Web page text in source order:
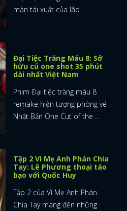
màn tái xuất của lão ...
Đại Tiệc Trăng Máu 8: Sở
hữu cú one shot 35 phút
dài nhất Việt Nam
Phim Đại tiệc trăng máu 8
remake hiện tượng phòng vé
Nhật Bản One Cut of the ...
Tập 2 Vì Mẹ Anh Phán Chia
Tay: Lê Phương thoại táo
bạo với Quốc Huy
Tập 2 của Vì Mẹ Anh Phán
Chia Tay mang đến những